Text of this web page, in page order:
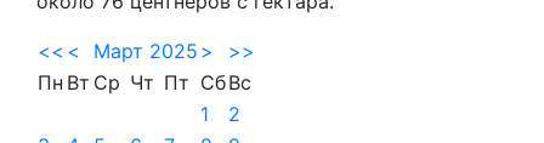
<< < Март 2025 >
>>
Пн Вт Ср Чт Пт СбВс
1
2